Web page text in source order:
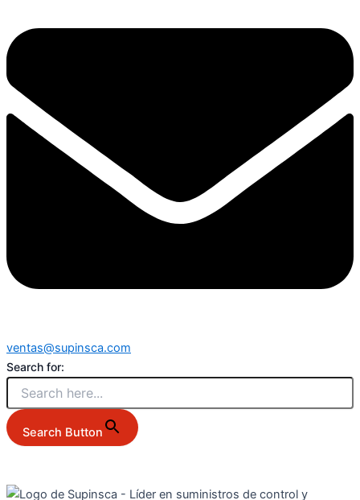
ventas@supinsca.com
Search for:
Search Button